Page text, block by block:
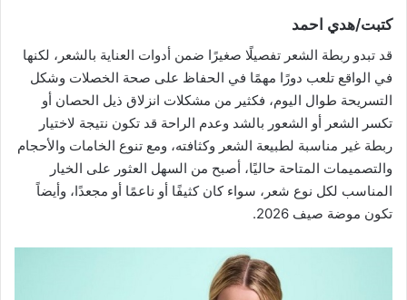
كتبت/هدي احمد
قد تبدو ربطة الشعر تفصيلًا صغيرًا ضمن أدوات العناية بالشعر، لكنها
في الواقع تلعب دورًا مهمًا في الحفاظ على صحة الخصلات وشكل
التسريحة طوال اليوم، فكثير من مشكلات انزلاق ذيل الحصان أو
تكسر الشعر أو الشعور بالشد وعدم الراحة قد تكون نتيجة لاختيار
ربطة غير مناسبة لطبيعة الشعر وكثافته، ومع تنوع الخامات والأحجام
والتصميمات المتاحة حاليًا، أصبح من السهل العثور على الخيار
المناسب لكل نوع شعر، سواء كان كثيفًا أو ناعمًا أو مجعدًا، وأيضاً
تكون موضة صيف 2026.